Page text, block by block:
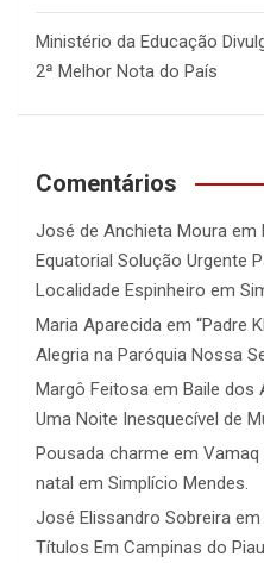
Ministério da Educação
2ª Melhor Nota do País
Comentários
José de Anchieta Moura em
Equatorial Solução Urgente
Localidade Espinheiro em
Maria Aparecida em “Padre
Alegria na Paróquia Nossa
Margô Feitosa em Baile dos
Uma Noite Inesquecível de
Pousada charme em
natal em Simplício Mendes.
José Elissandro Sobreira em
Títulos Em Campinas do